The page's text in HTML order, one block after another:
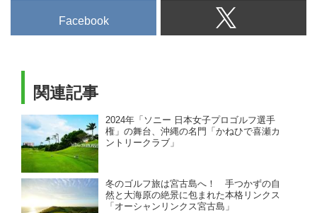
Facebook
関連記事
2024年「ソニー 日本女子プロゴルフ選手
権」の舞台、沖縄の名門「かねひで喜瀬カ
ントリークラブ」
冬のゴルフ旅は宮古島へ！ 手つかずの自
然と大海原の絶景に包まれた本格リンクス
「オーシャンリンクス宮古島」